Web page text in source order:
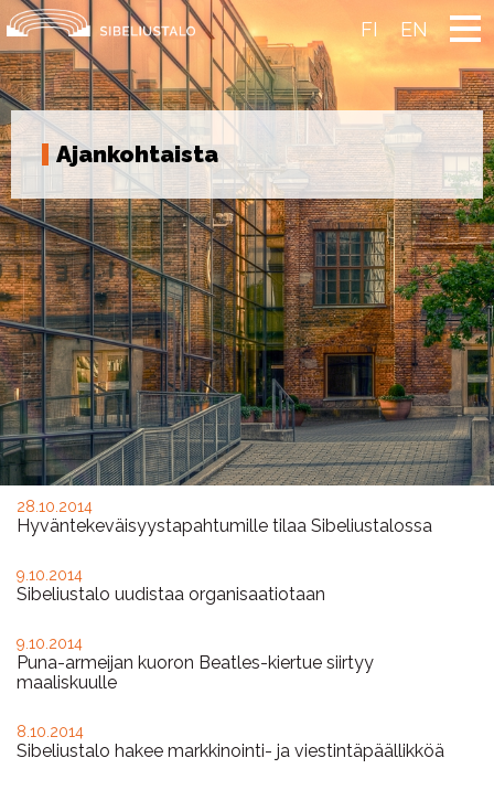
Skip
to
content
FI EN
Ajankohtaista
Ajankohtaista
28.10.2014
Hyväntekeväisyystapahtumille tilaa Sibeliustalossa
9.10.2014
Sibeliustalo uudistaa organisaatiotaan
9.10.2014
Puna-armeijan kuoron Beatles-kiertue siirtyy
maaliskuulle
8.10.2014
Sibeliustalo hakee markkinointi- ja viestintäpäällikköä